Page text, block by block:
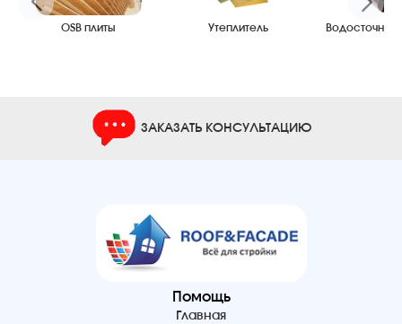
OSB плиты Утеплитель
ЗАКАЗАТЬ КОНСУЛЬТАЦИЮ
Помощь
Главная